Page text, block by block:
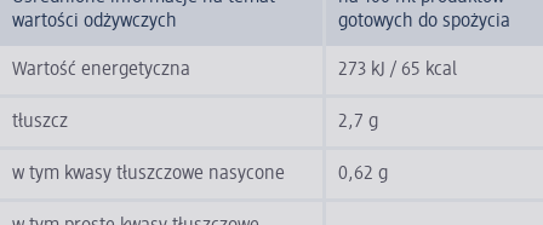
wartości odżywczych
gotowych do spożycia
Wartość energetyczna 273 kJ / 65 kcal
tłuszcz 2,7 g
w tym kwasy tłuszczowe nasycone 0,62 g